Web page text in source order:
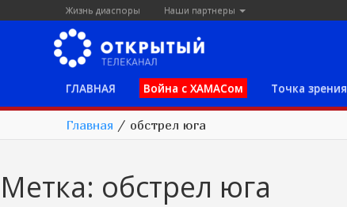
Жизнь диаспоры Наши партнеры
ГЛАВНАЯ Война с ХАМАСом Точка зрения
Главная / обстрел юга
Метка: обстрел юга